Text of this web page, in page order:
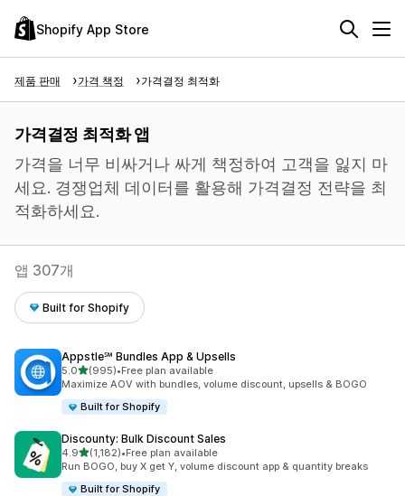
Shopify App Store
제품 판매 가격 책정 가격결정 최적화
가격결정 최적화 앱
가격을 너무 비싸거나 싸게 책정하여 고객을 잃지 마
세요. 경쟁업체 데이터를 활용해 가격결정 전략을 최
적화하세요.
앱 307개
Built for Shopify
Appstle℠ Bundles App & Upsells
5.0별 5개 중
(995)
총 리뷰 995개
•Free plan available
Maximize AOV with bundles, volume discount, upsells & BOGO
Built for Shopify
Discounty: Bulk Discount Sales
4.9별 5개 중
(1,182)
총 리뷰 1182개
•Free plan available
Run BOGO, buy X get Y, volume discount app & quantity breaks
Built for Shopify